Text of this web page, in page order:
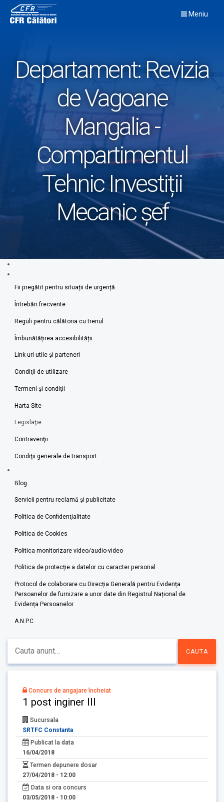
content
Meniu
Departament:Revizia
de Vagoane
Mangalia -
Compartimentul
Tehnic Investiții
Mecanic șef
Fii pregătit pentru situații de urgență
Întrebări frecvente
Reguli pentru călătoria cu trenul
Îmbunătățirea accesibilității
Link-uri utile şi parteneri
Condiţii de utilizare
Termeni şi condiţii
Harta Site
Legislaţie
Contravenţii
Condiţii generale de transport
Blog
Servicii pentru reclamă și publicitate
Politica de Confidenţialitate
Politica de Cookies
Politica monitorizare video/audio-video
Politica de protecție a datelor cu caracter personal
Protocol de colaborare cu Direcția Generală pentru Evidența
Persoanelor de furnizare a unor date din Registrul Național de
Evidența Persoanelor
A.N.P.C.
Concurs de angajare încheiat
1 post inginer III
Sucursala
SRTFC Constanta
Publicat la data
16/04/2018
Termen depunere dosar
27/04/2018 - 12:00
Data si ora concurs
03/05/2018 - 10:00